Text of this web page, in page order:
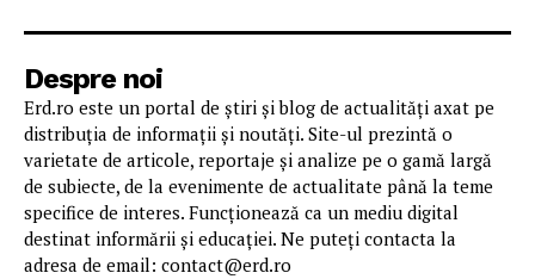
Despre noi
Erd.ro este un portal de știri și blog de actualități axat pe
distribuția de informații și noutăți. Site-ul prezintă o
varietate de articole, reportaje și analize pe o gamă largă
de subiecte, de la evenimente de actualitate până la teme
specifice de interes. Funcționează ca un mediu digital
destinat informării și educației. Ne puteți contacta la
adresa de email: contact@erd.ro